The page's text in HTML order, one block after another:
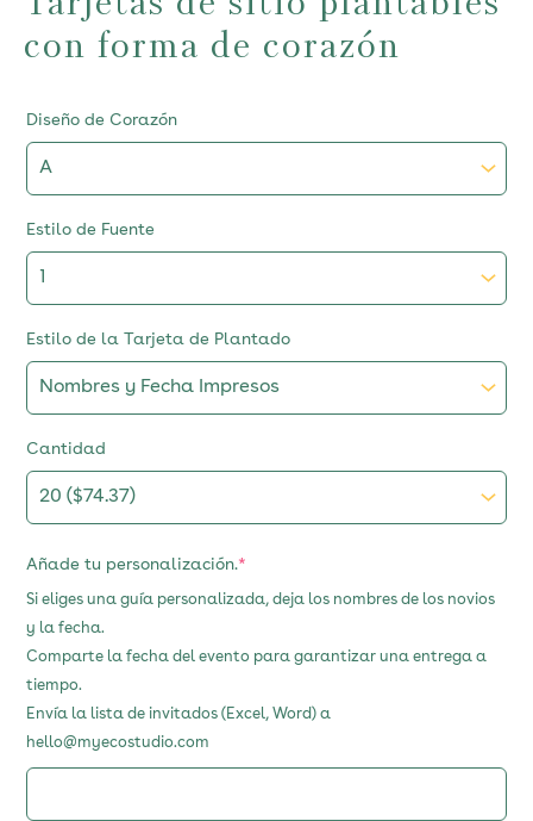
con forma de corazón
Diseño de Corazón
Estilo de Fuente
Estilo de la Tarjeta de Plantado
Cantidad
Añade tu personalización.*
Si eliges una guía personalizada, deja los nombres de los novios
y la fecha.
Comparte la fecha del evento para garantizar una entrega a
tiempo.
Envía la lista de invitados (Excel, Word) a
hello@myecostudio.com